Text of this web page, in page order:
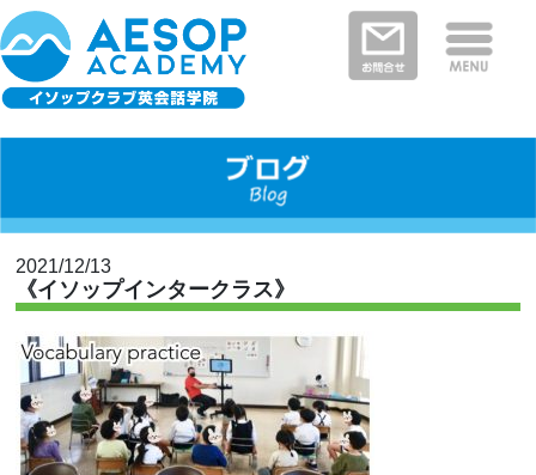
イソップクラブの特徴
クラスと料金
教室を探す
河内長野・南河内郡エリア
新着情報
2021/12/13
《イソップインタークラス》